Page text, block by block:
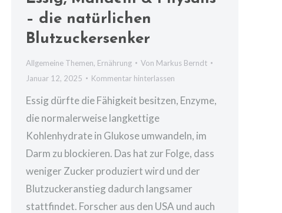
– die natürlichen
Blutzuckersenker
Allgemeine Themen, Ernährung Von Markus Berndt
Januar 12, 2025
Kommentar hinterlassen
Essig dürfte die Fähigkeit besitzen, Enzyme,
die normalerweise langkettige
Kohlenhydrate in Glukose umwandeln, im
Darm zu blockieren. Das hat zur Folge, dass
weniger Zucker produziert wird und der
Blutzuckeranstieg dadurch langsamer
stattfindet. Forscher aus den USA und auch